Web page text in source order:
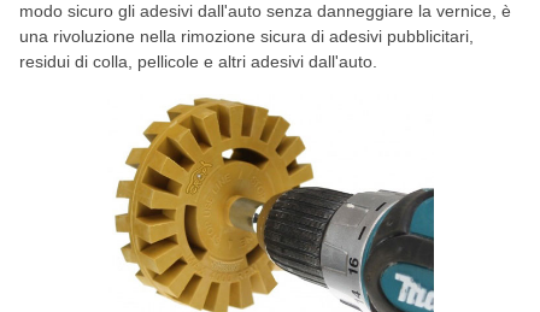
modo sicuro gli adesivi dall'auto senza danneggiare la vernice, è
una rivoluzione nella rimozione sicura di adesivi pubblicitari,
residui di colla, pellicole e altri adesivi dall'auto.